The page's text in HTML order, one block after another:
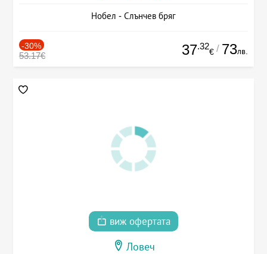
Нобел - Слънчев бряг
-30%
53.17€ 37.32
€ / 73лв.
виж офертата
Ловеч